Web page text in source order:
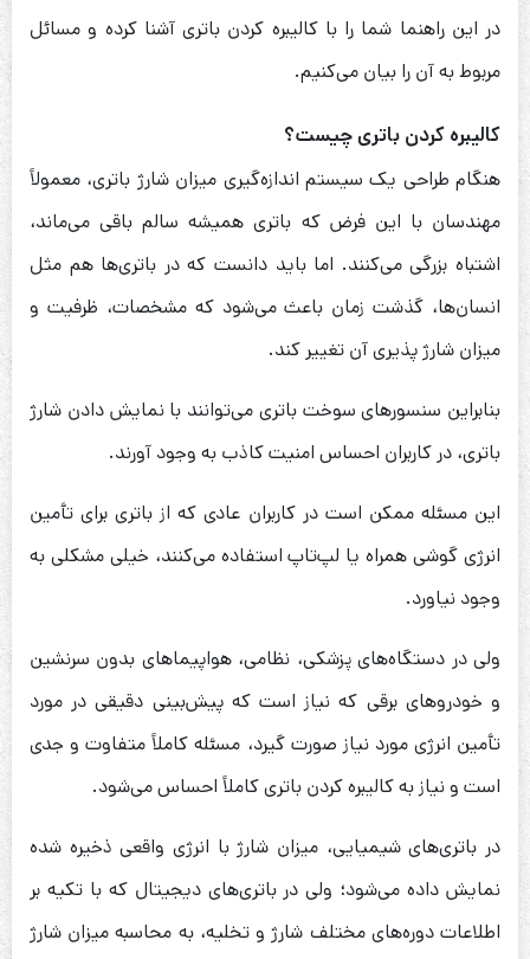
در این راهنما شما را با کالیبره کردن باتری آشنا کرده و مسائل
مربوط به آن را بیان می‌کنیم.
کالیبره کردن باتری چیست؟
هنگام طراحی یک سیستم اندازه‌گیری میزان شارژ باتری، معمولاً
مهندسان با این فرض که باتری همیشه سالم باقی می‌ماند،
اشتباه بزرگی می‌کنند. اما باید دانست که در باتری‌ها هم مثل
انسان‌ها، گذشت زمان باعث می‌شود که مشخصات، ظرفیت و
میزان شارژ پذیری آن تغییر کند.
بنابراین سنسورهای سوخت باتری می‌توانند با نمایش دادن شارژ
باتری، در کاربران احساس امنیت کاذب به وجود آورند.
این مسئله ممکن است در کاربران عادی که از باتری برای تأمین
انرژی گوشی همراه یا لپ‌تاپ استفاده می‌کنند، خیلی مشکلی به
وجود نیاورد.
ولی در دستگاه‌های پزشکی، نظامی، هواپیماهای بدون سرنشین
و خودروهای برقی که نیاز است که پیش‌بینی دقیقی در مورد
تأمین انرژی مورد نیاز صورت گیرد، مسئله کاملاً متفاوت و جدی
است و نیاز به کالیبره کردن باتری کاملاً احساس می‌شود.
در باتری‌های شیمیایی، میزان شارژ با انرژی واقعی ذخیره شده
نمایش داده می‌شود؛ ولی در باتری‌های دیجیتال که با تکیه بر
اطلاعات دوره‌های مختلف شارژ و تخلیه، به محاسبه میزان شارژ